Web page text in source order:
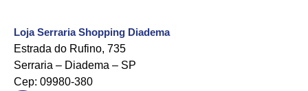
Loja Serraria Shopping Diadema
Estrada do Rufino, 735
Serraria – Diadema – SP
Cep: 09980-380